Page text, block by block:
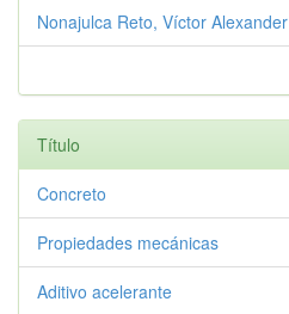
Nonajulca Reto, Víctor Alexander
Título
Concreto
Propiedades mecánicas
Aditivo acelerante